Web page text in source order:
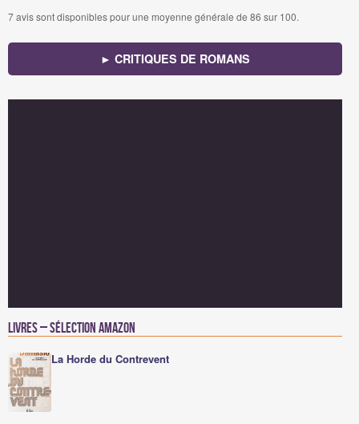
7avis sont disponibles pour une moyenne générale de 86 sur 100.
► CRITIQUES DE ROMANS
Livres – Sélection Amazon
La Horde du Contrevent